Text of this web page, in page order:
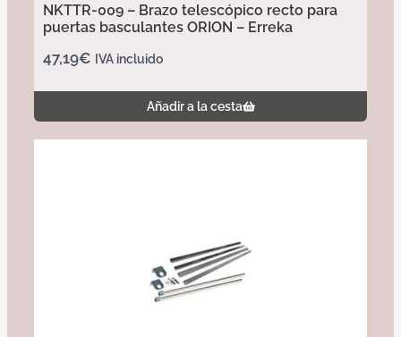
NKTTR-009 – Brazo telescópico recto para
puertas basculantes ORION – Erreka
47,19€ IVA incluido
Añadir a la cesta